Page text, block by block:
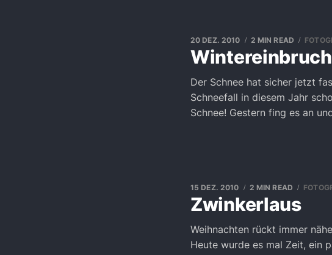
20 DEZ. 2010 2 MIN READ
Der Schnee hat sicher jetzt
Schneefall in diesem Jahr
Schnee! Gestern fing es an
Zwinkerlaus
15 DEZ. 2010 2 MIN READ
Weihnachten rückt immer
Heute wurde es mal Zeit, ein